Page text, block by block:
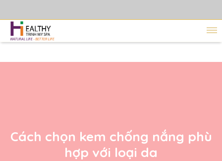
Cách chọn kem chống nắng phù
hợp với loại da